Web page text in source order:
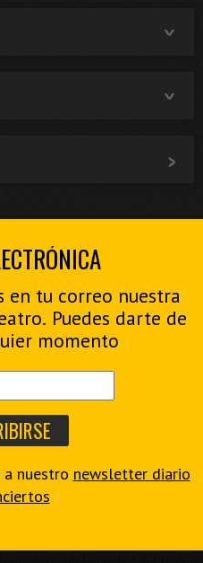
en tu correo nuestra
Puedes darte de
momento
a nuestro newsletter diario